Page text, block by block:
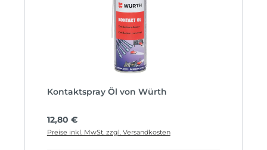
Kontaktspray Öl von Würth
Regulärer Preis:
12,80 €
Preise inkl. MwSt. zzgl. Versandkosten